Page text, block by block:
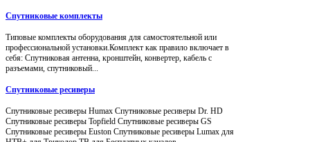
Спутниковые комплекты
Типовые комплекты оборудования для самостоятельной или
профессиональной установки.Комплект как правило включает в
себя: Спутниковая антенна, кронштейн, конвертер, кабель с
разъемами, спутниковый...
Спутниковые ресиверы
Спутниковые ресиверы Humax Спутниковые ресиверы Dr. HD
Спутниковые ресиверы Topfield Спутниковые ресиверы GS
Спутниковые ресиверы Euston Спутниковые ресиверы Lumax для